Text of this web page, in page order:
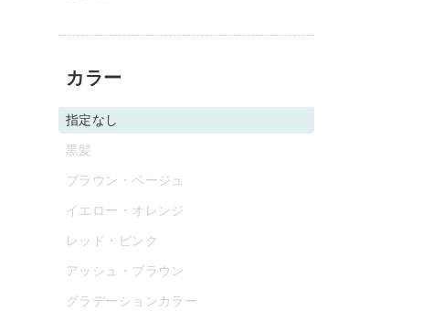
カラー
指定なし
黒髪
ブラウン・ベージュ
イエロー・オレンジ
レッド・ピンク
アッシュ・ブラウン
グラデーションカラー